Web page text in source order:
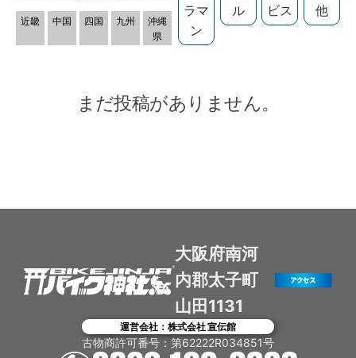
近畿 中国 四国 九州
沖縄
県
ラマ
ン
ル
ビス
他
まだ投稿がありません。
大阪府南河
内郡太子町
山田1131
運営会社：株式会社 宣伝館
古物商許可番号：第62222R034851号